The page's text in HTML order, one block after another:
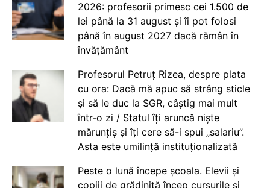
2026: profesorii primesc cei 1.500 de
lei până la 31 august și îi pot folosi
până în august 2027 dacă rămân în
învățământ
Profesorul Petruț Rizea, despre plata
cu ora: Dacă mă apuc să strâng sticle
și să le duc la SGR, câștig mai mult
într-o zi / Statul îți aruncă niște
mărunțiș și îți cere să-i spui „salariu”.
Asta este umilință instituționalizată
Peste o lună începe școala. Elevii și
copiii de grădiniță încep cursurile și